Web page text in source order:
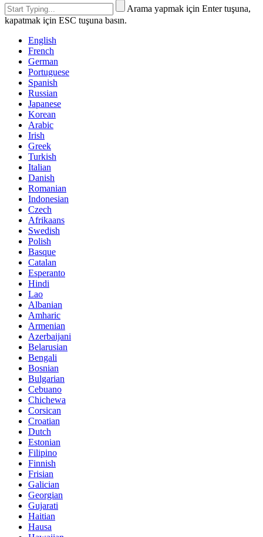
Arama yapmak için Enter tuşuna,
kapatmak için ESC tuşuna basın.
English
French
German
Portuguese
Spanish
Russian
Japanese
Korean
Arabic
Irish
Greek
Turkish
Italian
Danish
Romanian
Indonesian
Czech
Afrikaans
Swedish
Polish
Basque
Catalan
Esperanto
Hindi
Lao
Albanian
Amharic
Armenian
Azerbaijani
Belarusian
Bengali
Bosnian
Bulgarian
Cebuano
Chichewa
Corsican
Croatian
Dutch
Estonian
Filipino
Finnish
Frisian
Galician
Georgian
Gujarati
Haitian
Hausa